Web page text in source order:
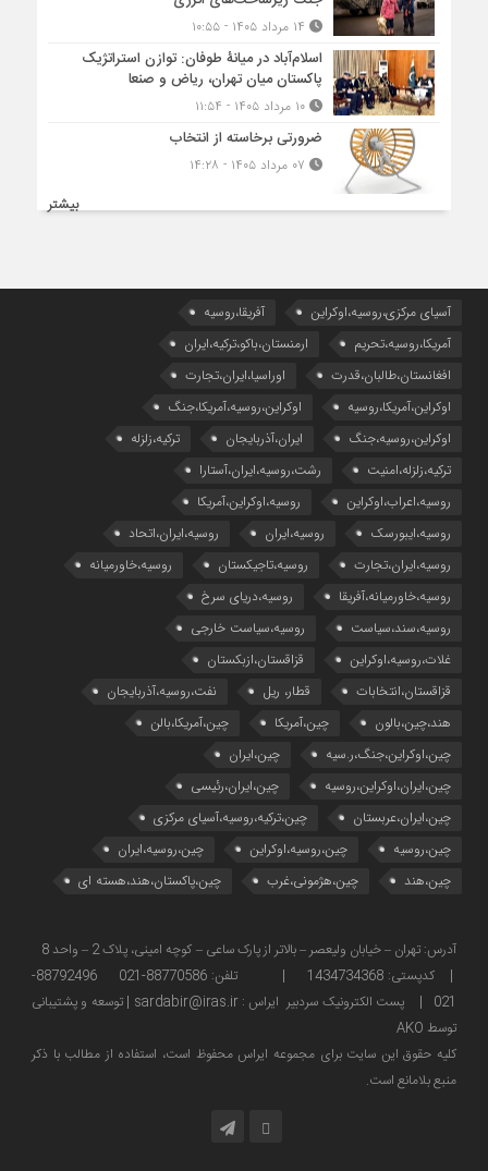
اسلام‌آباد در میانۀ طوفان: توازن استراتژیک
پاکستان میان تهران، ریاض و صنعا
۱۰ مرداد ۱۴۰۵ - ۱۱:۵۴
ضرورتی برخاسته از انتخاب
بیشتر
آسیای مرکزی،روسیه،اوکراین
آفریقا،روسیه
آمریکا،روسیه،تحریم
ارمنستان،باکو،ترکیه،ایران
افغانستان،طالبان،قدرت
اوراسیا،ایران،تجارت
اوکراین،آمریکا،روسیه
اوکراین،روسیه،آمریکا،جنگ
اوکراین،روسیه،جنگ
ایران،آذربایجان
ترکیه،زلزله
ترکیه،زلزله،امنیت
رشت،روسیه،ایران،آستارا
روسیه،اعراب،اوکراین
روسیه،اوکراین،آمریکا
روسیه،ایبورسک
روسیه،ایران
روسیه،ایران،اتحاد
روسیه،ایران،تجارت
روسیه،تاجیکستان
روسیه،خاورمیانه
روسیه،خاورمیانه،آفریقا
روسیه،دریای سرخ
روسیه،سند،سیاست
روسیه،سیاست خارجی
غلات،روسیه،اوکراین
قزاقستان،ازبکستان
قزاقستان،انتخابات
قطار، ریل
نفت،روسیه،آذربایجان
هند،چین،بالون
چین،آمریکا
چین،آمریکا،بالن
چین،اوکراین،جنگ،ر.سیه
چین،ایران
چین،ایران،اوکراین،روسیه
چین،ایران،رئیسی
چین،ایران،عربستان
چین،ترکیه،روسیه،آسیای مرکزی
چین،روسیه
چین،روسیه،اوکراین
چین،روسیه،ایران
چین،هند
چین،هژمونی،غرب چین،پاکستان،هند،هسته ای
| کدپستی: 1434734368 | تلفن: 88770586-021 88792496-
021 | پست الکترونیک سردبیر ایراس : sardabir@iras.ir |
توسعه و پشتیبانی
توسط AKO
كليه حقوق این سایت برای مجموعه ایراس محفوظ است، استفاده از مطالب با ذكر
منبع بلامانع است.